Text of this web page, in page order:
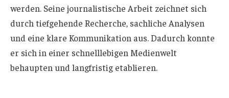
werden. Seine journalistische Arbeit zeichnet sich
durch tiefgehende Recherche, sachliche Analysen
und eine klare Kommunikation aus. Dadurch konnte
er sich in einer schnelllebigen Medienwelt
behaupten und langfristig etablieren.